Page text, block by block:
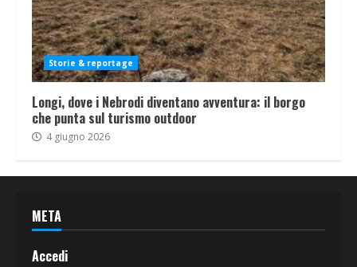
Storie & reportage
Longi, dove i Nebrodi diventano avventura: il borgo
che punta sul turismo outdoor
4 giugno 2026
META
Accedi